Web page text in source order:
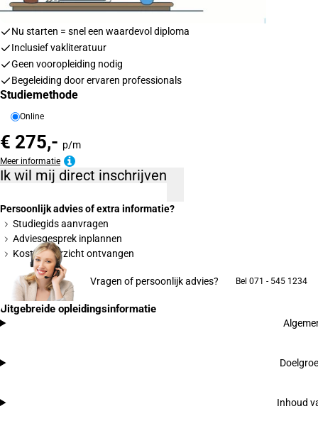
Nu starten = snel een waardevol diploma
Inclusief vakliteratuur
Geen vooropleiding nodig
Begeleiding door ervaren professionals
Studiemethode
Online
€ 275,- p/m
Meer informatie
Ik wil mij direct inschrijven
Persoonlijk advies of extra informatie?
Studiegids aanvragen
Adviesgesprek inplannen
Kostenoverzicht ontvangen
Vragen of persoonlijk advies? Bel 071 - 545 1234
Uitgebreide opleidingsinformatie
Inhoud